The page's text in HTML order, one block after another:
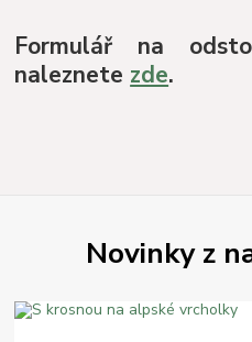
Formulář na
naleznete zde.
Novinky z